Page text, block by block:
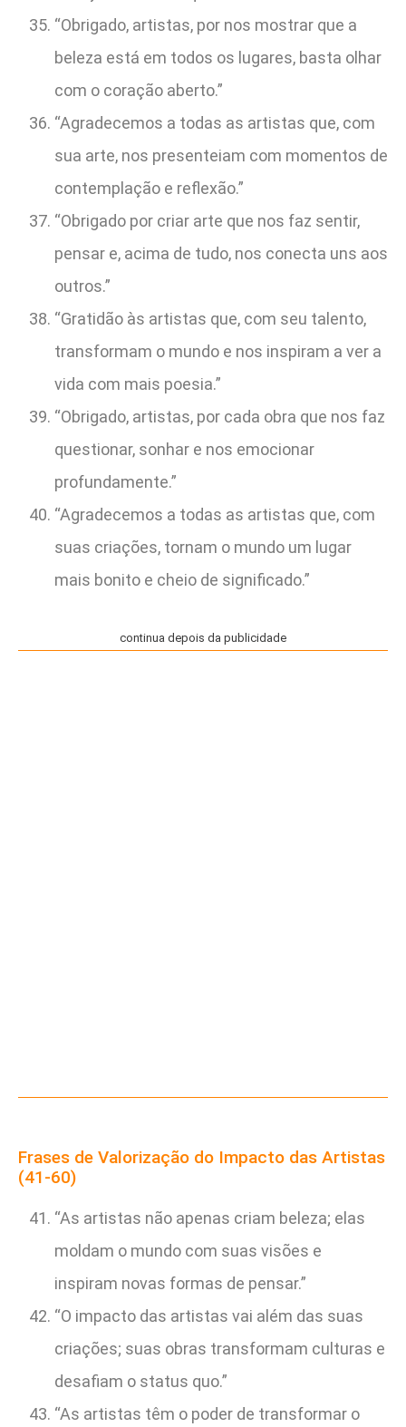
“Obrigado, artistas, por nos mostrar que a
beleza está em todos os lugares, basta olhar
com o coração aberto.”
“Agradecemos a todas as artistas que, com
sua arte, nos presenteiam com momentos de
contemplação e reflexão.”
“Obrigado por criar arte que nos faz sentir,
pensar e, acima de tudo, nos conecta uns aos
outros.”
“Gratidão às artistas que, com seu talento,
transformam o mundo e nos inspiram a ver a
vida com mais poesia.”
“Obrigado, artistas, por cada obra que nos faz
questionar, sonhar e nos emocionar
profundamente.”
“Agradecemos a todas as artistas que, com
suas criações, tornam o mundo um lugar
mais bonito e cheio de significado.”
continua depois da publicidade
Frases de Valorização do Impacto das Artistas
(41-60)
“As artistas não apenas criam beleza; elas
moldam o mundo com suas visões e
inspiram novas formas de pensar.”
“O impacto das artistas vai além das suas
criações; suas obras transformam culturas e
desafiam o status quo.”
“As artistas têm o poder de transformar o